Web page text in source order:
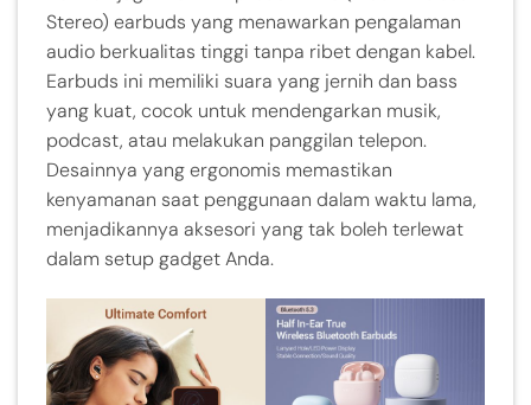
Stereo) earbuds yang menawarkan pengalaman
audio berkualitas tinggi tanpa ribet dengan kabel.
Earbuds ini memiliki suara yang jernih dan bass
yang kuat, cocok untuk mendengarkan musik,
podcast, atau melakukan panggilan telepon.
Desainnya yang ergonomis memastikan
kenyamanan saat penggunaan dalam waktu lama,
menjadikannya aksesori yang tak boleh terlewat
dalam setup gadget Anda.